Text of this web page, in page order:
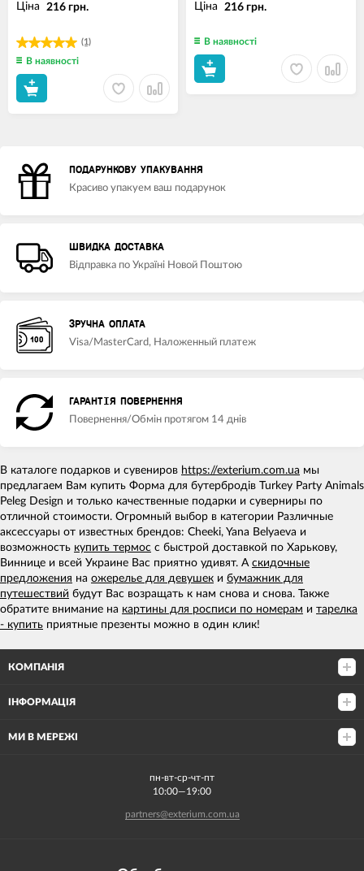
(1)
Ціна 216 грн.
В наявності
Ціна 216 грн.
В наявності
ПОДАРУНКОВУ УПАКУВАННЯ
Красиво упакуем ваш подарунок
ШВИДКА ДОСТАВКА
Відправка по Україні Новой Поштою
ЗРУЧНА ОПЛАТА
Visa/MasterCard, Наложенный платеж
ГАРАНТІЯ ПОВЕРНЕННЯ
Повернення/Обмін протягом 14 днів
В каталоге подарков и сувениров https://exterium.com.ua мы
предлагаем Вам купить Форма для бутербродів Turkey Party Animals
Peleg Design и только качественные подарки и суверниры по
отличной стоимости. Огромный выбор в категории Различные
аксессуары от известных брендов: Cheeki, Yana Belyaeva и
возможность купить термос с быстрой доставкой по Харькову,
Виннице и всей Украине Вас приятно удивят. А скидочные
предложения на ожерелье для девушек и бумажник для
путешествий будут Вас возращать к нам снова и снова. Также
обратите внимание на картины для росписи по номерам и тарелка
- купить приятные презенты можно в один клик!
КОМПАНІЯ
ІНФОРМАЦІЯ
МИ В МЕРЕЖІ
пн-вт-ср-чт-пт
10:00—19:00
partners@exterium.com.ua